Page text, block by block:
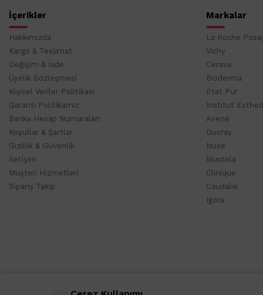
İçerikler
Hakkımızda
Kargo & Teslimat
Değişim & İade
Üyelik Sözleşmesi
Kişisel Veriler Politikası
Garanti Politikamız
Banka Hesap Numaraları
Koşullar & Şartlar
Gizlilik & Güvenlik
İletişim
Müşteri Hizmetleri
Sipariş Takip
Markalar
La Roche
Vichy
Cerave
Bioderma
Etat Pur
Institut
Avene
Ducray
Nuxe
Mustela
Clinique
Caudalie
Igora